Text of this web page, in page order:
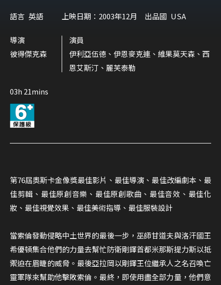
語言 英語 上映日期：2003年12月 出品國 USA
導演
彼得傑克森
演員
伊利亞伍德、伊恩麥克連、維果莫天森、西
恩艾斯汀、麗芙泰勒
03h 21mins
第76屆奧斯卡金像獎最佳影片、最佳導演、最佳改編劇本、最
佳剪輯、最佳原創音樂、最佳原創歌曲、最佳音效、最佳化
妝、最佳視覺效果、最佳美術指導、最佳服裝設計
當索倫發動侵略中土世界的最後一步，巫師甘道夫與洛汗國王
希優頓集合他們的力量去幫忙防衛剛鐸首都米那斯提力斯以抵
禦迫在眉睫的威脅。最後亞拉岡以剛鐸王位繼承人之名召喚亡
靈軍隊來幫助他擊敗索倫。最終，即使用盡全部力量，他們意